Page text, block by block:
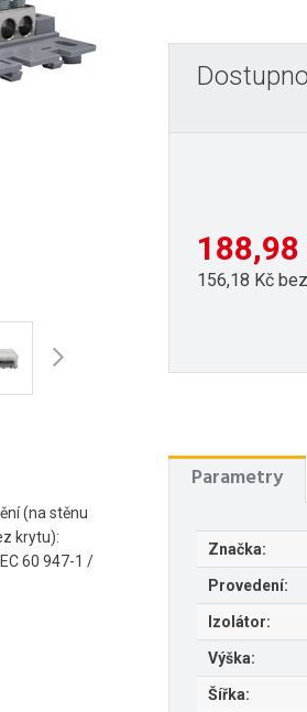
(na stěnu
krytu):
60 947-1 /
156,18 Kč
Parametry
Značka:
Provedení:
Izolátor:
Výška:
Šířka: